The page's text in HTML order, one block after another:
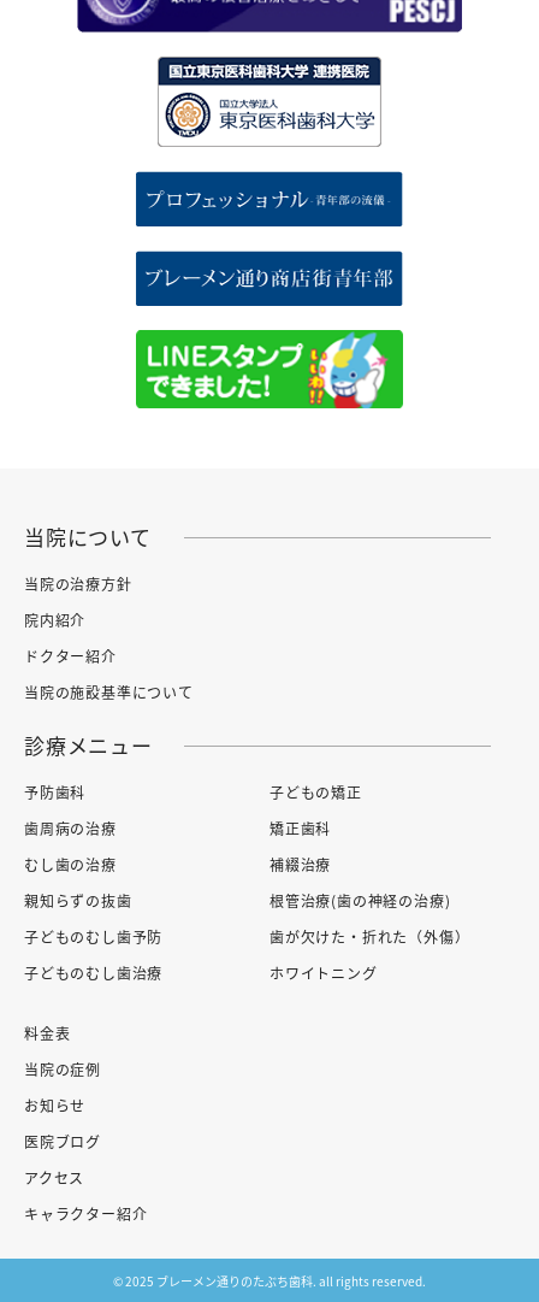
当院について
当院の治療方針
院内紹介
ドクター紹介
当院の施設基準について
診療メニュー
予防歯科
歯周病の治療
むし歯の治療
親知らずの抜歯
子どものむし歯予防
子どものむし歯治療
子どもの矯正
矯正歯科
補綴治療
根管治療(歯の神経の治療)
歯が欠けた・折れた（外傷）
ホワイトニング
料金表
当院の症例
お知らせ
医院ブログ
アクセス
キャラクター紹介
© 2025 ブレーメン通りのたぶち歯科. all rights reserved.